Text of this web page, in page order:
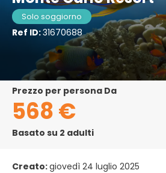
Solo soggiorno
Ref ID:31670688
Prezzo per persona Da
568 €
Basato su 2 adulti
Creato:giovedì 24 luglio 2025